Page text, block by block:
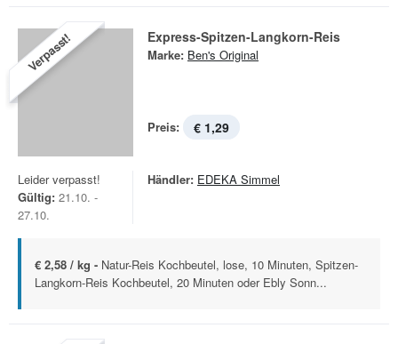
Verpasst! Express-Spitzen-Langkorn-Reis
Marke: Ben's Original
Preis: € 1,29
Leider verpasst!
Gültig: 21.10. -
27.10.
Händler: EDEKA Simmel
€ 2,58 / kg - Natur-Reis Kochbeutel, lose, 10 Minuten, Spitzen-
Langkorn-Reis Kochbeutel, 20 Minuten oder Ebly Sonn...